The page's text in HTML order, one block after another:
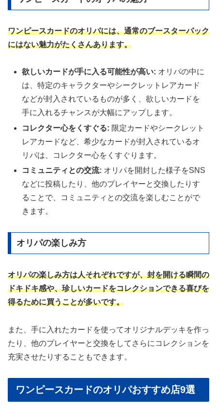
ワンピースカードのオリパには、通常のブースターパック
にはない魅力がたくさんあります。
欲しいカードが手に入る可能性が高い: オリパの中に
は、特定のキャラクターやシークレットレアカード
などが封入されているものが多く、欲しいカードを
手に入れるチャンスが大幅にアップします。
コレクター心をくすぐる: 限定カードやシークレット
レアカードなど、希少なカードが封入されているオ
リパは、コレクター心をくすぐります。
コミュニティとの交流: オリパを開封した様子をSNS
などに投稿したり、他のプレイヤーと交換したりす
ることで、コミュニティとの交流を楽しむことがで
きます。
オリパの楽しみ方
オリパの楽しみ方は人それぞれですが、封を開ける瞬間の
ドキドキ感や、珍しいカードをコレクションできる喜びを
得るために買うことが多いです。
また、手に入れたカードを使ってオリジナルデッキを作っ
たり、他のプレイヤーと交換をしてさらにコレクションを
充実させたりすることもできます。
ワンピースカードのオリパおすすめ店9選